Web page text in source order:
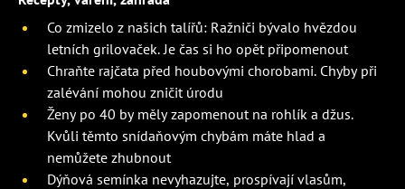
Co zmizelo z našich talířů: Ražniči bývalo hvězdou
letních grilovaček. Je čas si ho opět připomenout
Chraňte rajčata před houbovými chorobami. Chyby při
zalévání mohou zničit úrodu
Ženy po 40 by měly zapomenout na rohlík a džus.
Kvůli těmto snídaňovým chybám máte hlad a
nemůžete zhubnout
Dýňová semínka nevyhazujte, prospívají vlasům,